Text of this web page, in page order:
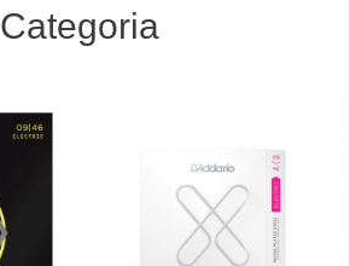
Categoria